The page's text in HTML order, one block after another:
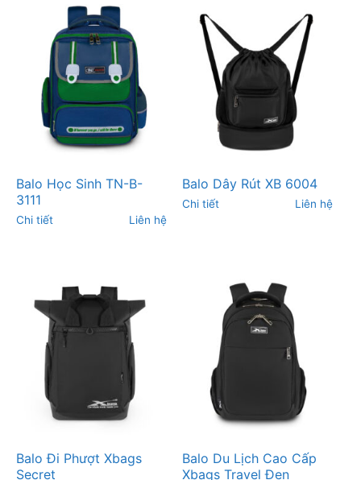
Balo Học Sinh TN-B-
3111
Chi tiết Liên hệ
Balo Dây Rút XB 6004
Chi tiết Liên hệ
Balo Đi Phượt Xbags
Secret
Balo Du Lịch Cao Cấp
Xbags Travel Đen